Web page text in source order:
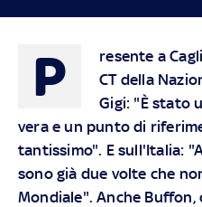
P
resente a
CT della
Gigi: "È stato
vera e un punto di
tantissimo". E sull'Italia:
sono già due volte che
Mondiale". Anche Buffon,